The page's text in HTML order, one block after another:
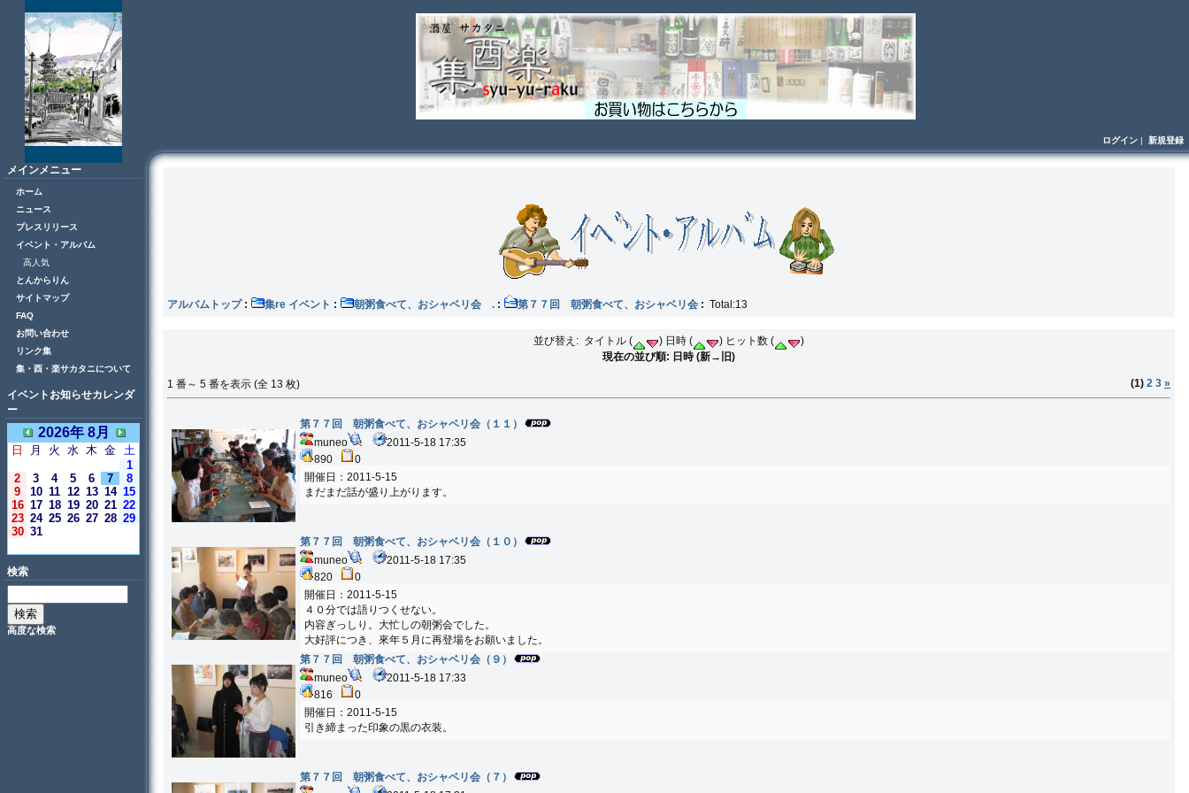
メインメニュー
ホーム
ニュース
プレスリリース
イベント・アルバム
高人気
とんからりん
サイトマップ
FAQ
お問い合わせ
リンク集
集・酉・楽サカタニについて
イベントお知らせカレンダ
ー
2026年 8月
日 月 火 水 木 金 土
1
2
3 4 5 6 7
8
9
10 11 12 13 14 15
16 17 18 19 20 21 22
23 24 25 26 27 28 29
30 31
検索
高度な検索
ログイン | 新規登録
アルバムトップ: 集re イベント : 朝粥食べて、おシャベリ会 . : 第７７回 朝粥食べて、おシャベリ会 : Total:13
並び替え: タイトル ( ) 日時 ( ) ヒット数 (
)
現在の並び順: 日時 (新→旧)
1 番～ 5 番を表示 (全 13 枚) (1) 2 3 »
第７７回 朝粥食べて、おシャベリ会（１１）
muneo
2011-5-18 17:35
890
0
開催日：2011-5-15
まだまだ話が盛り上がります。
第７７回 朝粥食べて、おシャベリ会（１０）
muneo
2011-5-18 17:35
820
0
開催日：2011-5-15
４０分では語りつくせない。
内容ぎっしり。大忙しの朝粥会でした。
大好評につき、來年５月に再登場をお願いました。
第７７回 朝粥食べて、おシャベリ会（９）
muneo
2011-5-18 17:33
816
0
開催日：2011-5-15
引き締まった印象の黒の衣装。
第７７回 朝粥食べて、おシャベリ会（７）